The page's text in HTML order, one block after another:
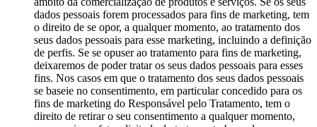
dados pessoais forem processados para fins de marketing, tem
o direito de se opor, a qualquer momento, ao tratamento dos
seus dados pessoais para esse marketing, incluindo a definição
de perfis. Se se opuser ao tratamento para fins de marketing,
deixaremos de poder tratar os seus dados pessoais para esses
fins. Nos casos em que o tratamento dos seus dados pessoais
se baseie no consentimento, em particular concedido para os
fins de marketing do Responsável pelo Tratamento, tem o
direito de retirar o seu consentimento a qualquer momento,